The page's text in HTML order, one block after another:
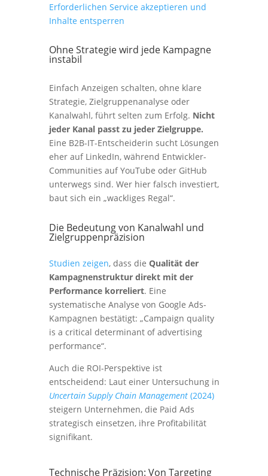
Erforderlichen Service akzeptieren und
Inhalte entsperren
Ohne Strategie wird jede Kampagne
instabil
Einfach Anzeigen schalten, ohne klare
Strategie, Zielgruppenanalyse oder
Kanalwahl, führt selten zum Erfolg. Nicht
jeder Kanal passt zu jeder Zielgruppe.
Eine B2B-IT-Entscheiderin sucht Lösungen
eher auf LinkedIn, während Entwickler-
Communities auf YouTube oder GitHub
unterwegs sind. Wer hier falsch investiert,
baut sich ein „wackliges Regal“.
Die Bedeutung von Kanalwahl und
Zielgruppenpräzision
Studien zeigen, dass die Qualität der
Kampagnenstruktur direkt mit der
Performance korreliert. Eine
systematische Analyse von Google Ads-
Kampagnen bestätigt: „Campaign quality
is a critical determinant of advertising
performance“.
Auch die ROI-Perspektive ist
entscheidend: Laut einer Untersuchung in
Uncertain Supply Chain Management(2024)
steigern Unternehmen, die Paid Ads
strategisch einsetzen, ihre Profitabilität
signifikant.
Technische Präzision: Von Targeting